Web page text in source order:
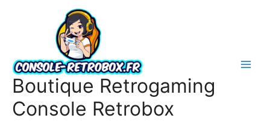
Boutique Retrogaming
Console Retrobox